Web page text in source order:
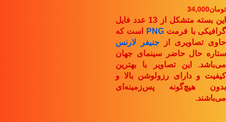
تومان34,000
این بسته متشکل از 13 عدد فایل
گرافیکی با فرمتPNG
است که
حاوی تصاویری از جنیفر لارنس
ستاره حال حاضر سینمای جهان
می‌باشد. این تصاویر با بهترین
کیفیت و دارای رزولوشن بالا و
بدون هیچ‌گونه پس‌زمینه‌ای
می‌باشند.